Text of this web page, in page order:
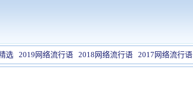
选 2019网络流行语 2018网络流行语 2017网络流行语